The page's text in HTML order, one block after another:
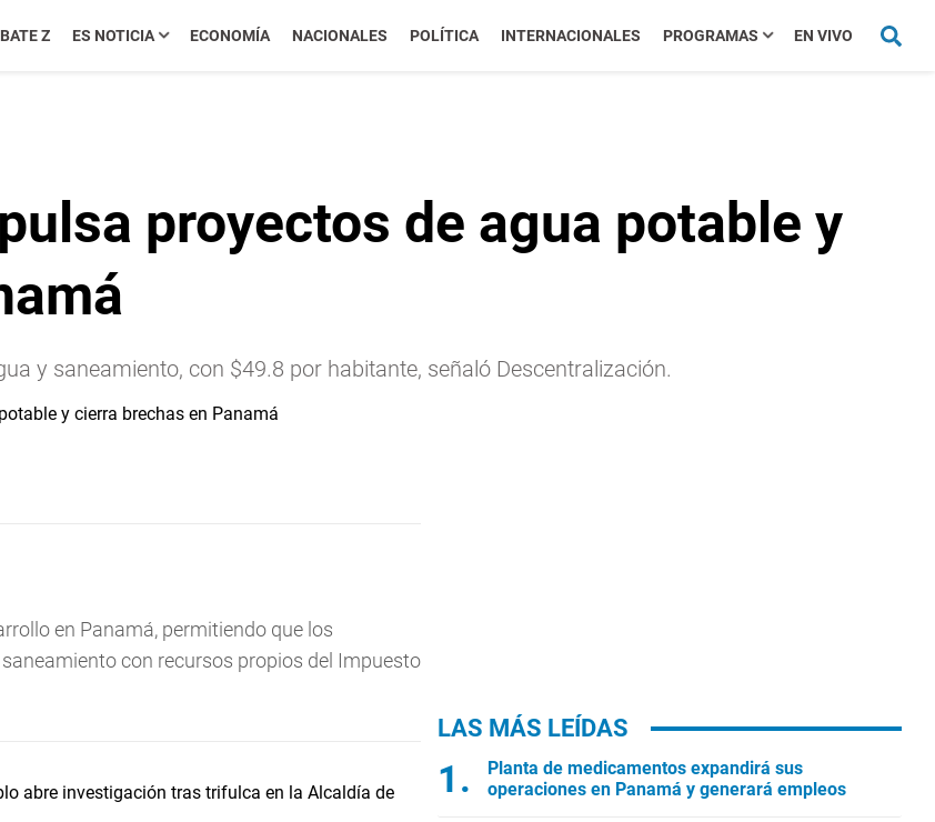
Z ES NOTICIA ECONOMÍA NACIONALES POLÍTICA INTERNACIONALES PROGRAMAS EN VIVO
proyectos de agua potable y
y saneamiento, con $49.8 por habitante, señaló Descentralización.
en Panamá, permitiendo que los
con recursos propios del Impuesto
abre investigación tras trifulca en la Alcaldía de
LAS MÁS LEÍDAS
Planta de medicamentos expandirá sus
operaciones en Panamá y generará empleos